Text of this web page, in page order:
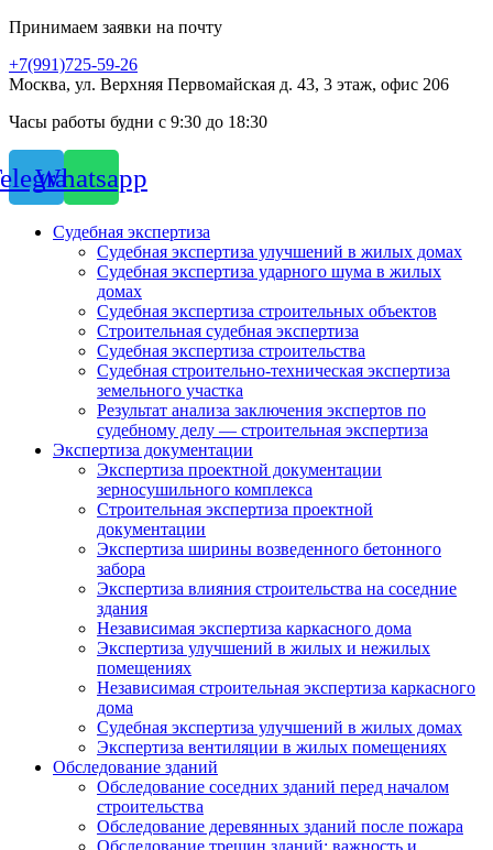
Принимаем заявки на почту
+7(991)725-59-26
Москва, ул. Верхняя Первомайская д. 43, 3 этаж, офис 206
Часы работы будни с 9:30 до 18:30
Whatsapp
Судебная экспертиза
Судебная экспертиза улучшений в жилых домах
Судебная экспертиза ударного шума в жилых
домах
Судебная экспертиза строительных объектов
Строительная судебная экспертиза
Судебная экспертиза строительства
Судебная строительно-техническая экспертиза
земельного участка
Результат анализа заключения экспертов по
судебному делу — строительная экспертиза
Экспертиза документации
Экспертиза проектной документации
зерносушильного комплекса
Строительная экспертиза проектной
документации
Экспертиза ширины возведенного бетонного
забора
Экспертиза влияния строительства на соседние
здания
Независимая экспертиза каркасного дома
Экспертиза улучшений в жилых и нежилых
помещениях
Независимая строительная экспертиза каркасного
дома
Судебная экспертиза улучшений в жилых домах
Экспертиза вентиляции в жилых помещениях
Обследование зданий
Обследование соседних зданий перед началом
строительства
Обследование деревянных зданий после пожара
Обследование трещин зданий: важность и